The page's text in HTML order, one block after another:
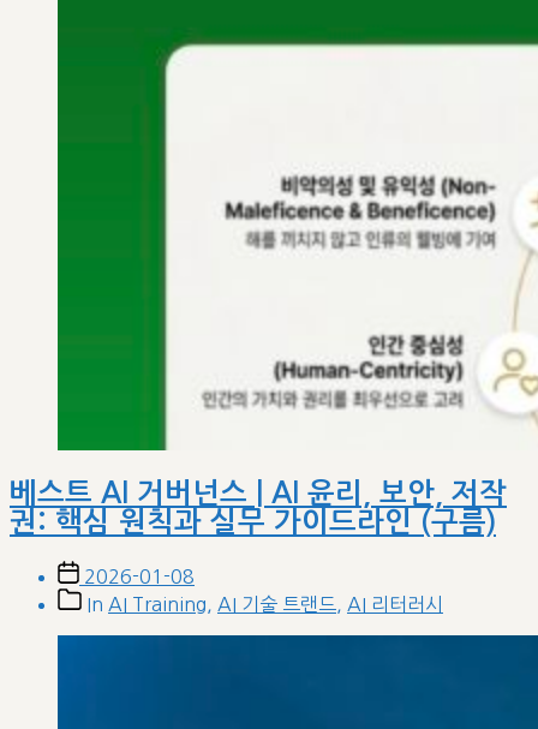
베스트 AI 거버넌스 | AI 윤리, 보안, 저작
권: 핵심 원칙과 실무 가이드라인 (구름)
Post
date
2026-01-08
PostIn AI Training AI 기술 트랜드 AI 리터러시